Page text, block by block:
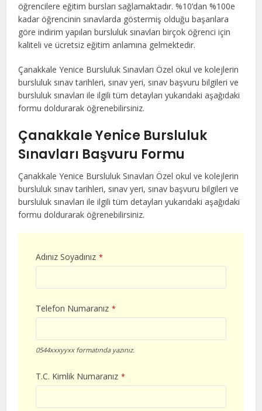
öğrencilere eğitim bursları sağlamaktadır. %10’dan %100e
kadar öğrencinin sınavlarda göstermiş olduğu başarılara
göre indirim yapılan bursluluk sınavları birçok öğrenci için
kaliteli ve ücretsiz eğitim anlamına gelmektedir.
Çanakkale Yenice Bursluluk Sınavları Özel okul ve kolejlerin
bursluluk sınav tarihleri, sınav yeri, sınav başvuru bilgileri ve
bursluluk sınavları ile ilgili tüm detayları yukarıdaki aşağıdaki
formu doldurarak öğrenebilirsiniz.
Çanakkale Yenice Bursluluk
Sınavları Başvuru Formu
Çanakkale Yenice Bursluluk Sınavları Özel okul ve kolejlerin
bursluluk sınav tarihleri, sınav yeri, sınav başvuru bilgileri ve
bursluluk sınavları ile ilgili tüm detayları yukarıdaki aşağıdaki
formu doldurarak öğrenebilirsiniz.
Adınız Soyadınız *
Telefon Numaranız *
0544xxxyyxx formatında yazınız.
T.C. Kimlik Numaranız *